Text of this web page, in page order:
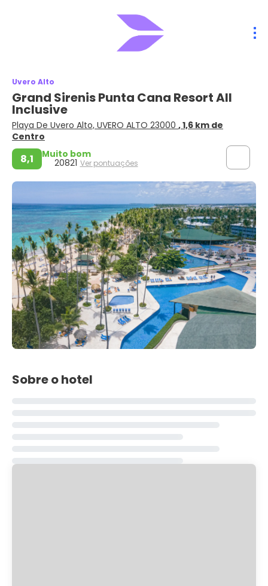
Uvero Alto
Grand Sirenis Punta Cana Resort All
Inclusive
Playa De Uvero Alto, UVERO ALTO 23000 , 1,6 km de
Centro
8,1 Muito bom
20821 Ver pontuações
Sobre o hotel